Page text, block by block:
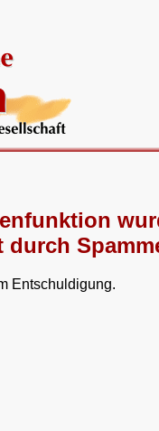
durch
Entschuldigung.